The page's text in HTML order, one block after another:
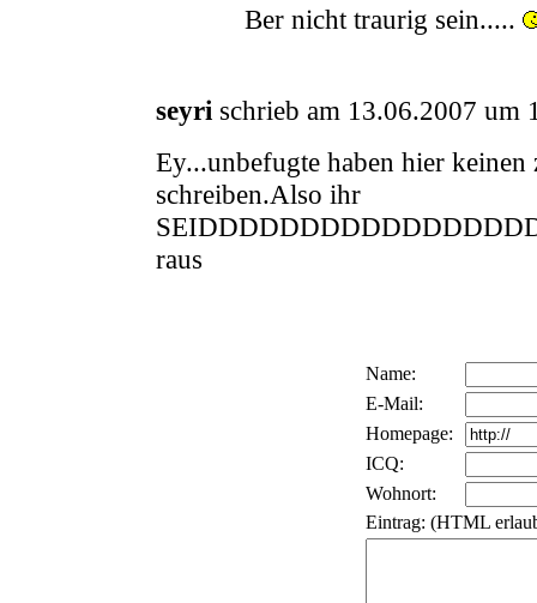
Ber nicht traurig sein.....
seyri schrieb am 13.06.2007
Ey...unbefugte haben hier
schreiben.Also ihr
raus
Name:
E-Mail:
Homepage:
ICQ:
Wohnort:
Eintrag: (HTML